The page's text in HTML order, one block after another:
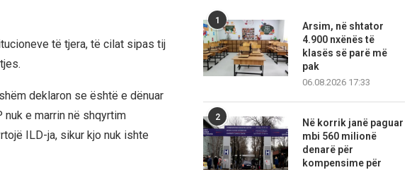
të tjera, të cilat sipas tij
deklaron se është e dënuar
nuk e marrin në shqyrtim
ILD-ja, sikur kjo nuk ishte
1
Arsim, në shtator
4.900 nxënës të
klasës së parë më
pak
06.08.2026 17:33
2
Në korrik janë paguar
mbi 560 milionë
denarë për
kompensime për